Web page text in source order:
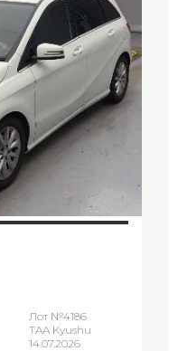
Лот №4186
TAA Kyushu
14.07.2026